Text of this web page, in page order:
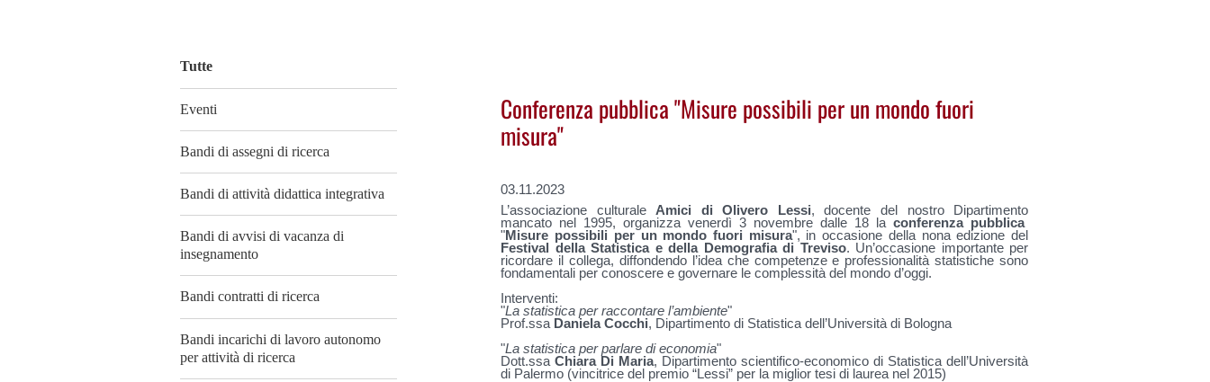
Tutte
Eventi
Bandi di assegni di ricerca
Bandi di attività didattica integrativa
Bandi di avvisi di vacanza di
insegnamento
Bandi contratti di ricerca
Bandi incarichi di lavoro autonomo
per attività di ricerca
Conferenza pubblica "Misure possibili per un mondo fuori
misura"
03.11.2023
L’associazione culturale Amici di Olivero Lessi, docente del nostro Dipartimento
mancato nel 1995, organizza venerdì 3 novembre dalle 18 laconferenza pubblica
"Misure possibili per un mondo fuori misura", in occasione della nona edizione del
Festival della Statistica e della Demografia di Treviso. Un’occasione importante per
ricordare il collega, diffondendo l’idea che competenze e professionalità statistiche sono
fondamentali per conoscere e governare le complessità del mondo d’oggi.
Interventi:
"La statistica per raccontare l’ambiente"
Prof.ssa Daniela Cocchi, Dipartimento di Statistica dell’Università di Bologna
"La statistica per parlare di economia"
Dott.ssaChiara Di Maria, Dipartimento scientifico-economico di Statistica dell’Università
di Palermo (vincitrice del premio “Lessi” per la miglior tesi di laurea nel 2015)